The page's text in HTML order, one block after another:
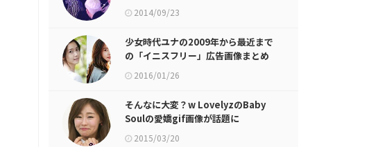
2014/09/23
少女時代ユナの2009年から最近まで
の「イニスフリー」広告画像まとめ
が話題に
2016/01/26
そんなに大変？w LovelyzのBaby
Soulの愛嬌gif画像が話題に
2015/03/20